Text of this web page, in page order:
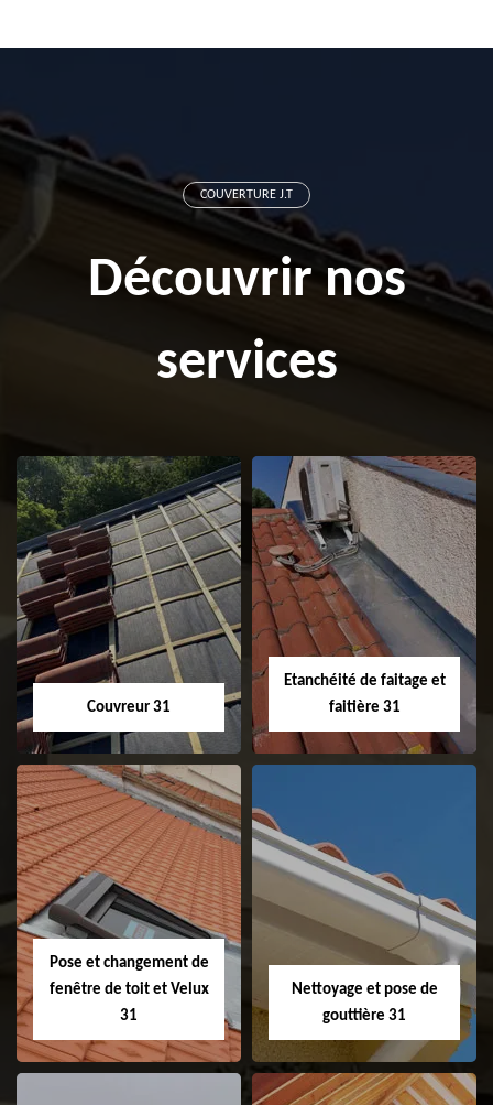
COUVERTURE J.T
Découvrir nos
services
Couvreur 31
Couvreur 31
Etanchéité de faitage et
faitière 31
Etanchéité de
faitage et faitière
31
Pose et changement de
fenêtre de toit et Velux
31
Nettoyage et pose de
gouttière 31